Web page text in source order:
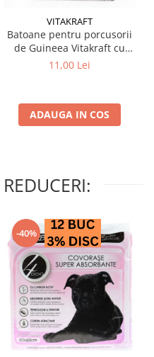
VITAKRAFT
Batoane pentru porcusorii
de Guineea Vitakraft cu
struguri & nuci 2 buc
11,00 Lei
ADAUGA IN COS
-40%